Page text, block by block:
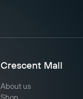
Crescent Mall
About us